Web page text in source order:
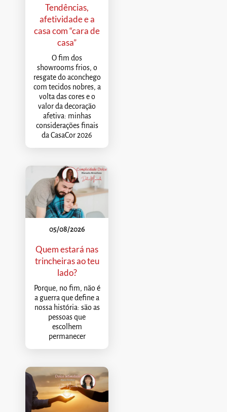
Tendências,
afetividade e a
casa com “cara de
casa”
O fim dos
showrooms frios, o
resgate do aconchego
com tecidos nobres, a
volta das cores e o
valor da decoração
afetiva: minhas
considerações finais
da CasaCor 2026
05/08/2026
Quem estará nas
trincheiras ao teu
lado?
Porque, no fim, não é
a guerra que define a
nossa história: são as
pessoas que
escolhem
permanecer